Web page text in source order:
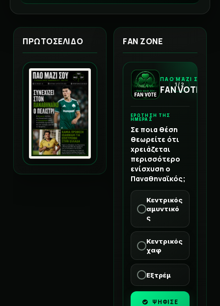
ΠΡΩΤΟΣΕΛΙΔΟ FAN ZONE
ΠΑΟ ΜΑΖΙ ΣΟΥ
FAN VOTE
1 / 2
ΕΡΩΤΗΣΗ ΤΗΣ
ΗΜΕΡΑΣ
Σε ποια θέση
θεωρείτε ότι
χρειάζεται
περισσότερο
ενίσχυση ο
Παναθηναϊκός;
Κεντρικός
αμυντικό
ς
Κεντρικός
χαφ
Εξτρέμ
ΨΗΦΙΣΕ